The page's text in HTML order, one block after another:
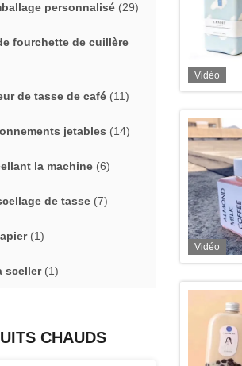
personnalisé (29)
fourchette de cuillère
de tasse de café (11)
jetables (14)
la machine (6)
de tasse (7)
(1)
sceller(1)
CHAUDS
Vidéo
Vidéo